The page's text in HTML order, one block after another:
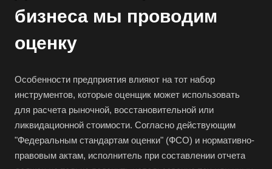
бизнеса мы проводим
оценку
Особенности предприятия влияют на тот набор
инструментов, которые оценщик может использовать
для расчета рыночной, восстановительной или
ликвидационной стоимости. Согласно действующим
"Федеральным стандартам оценки" (ФСО) и нормативно-
правовым актам, исполнитель при составлении отчета
Выберите ваш город
Например:Усть-Лабинск
Абдулино
Абинск